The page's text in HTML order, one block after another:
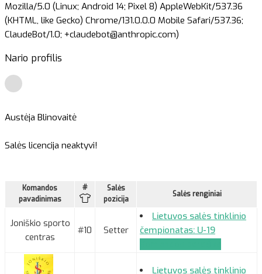
Mozilla/5.0 (Linux; Android 14; Pixel 8) AppleWebKit/537.36
(KHTML, like Gecko) Chrome/131.0.0.0 Mobile Safari/537.36;
ClaudeBot/1.0; +claudebot@anthropic.com)
Nario profilis
Austėja Blinovaitė
Salės licencija neaktyvi!
Komandos
pavadinimas
#
Salės
pozicija
Salės renginiai
Joniškio sporto
centras
#10 Setter
Lietuvos salės tinklinio
čempionatas: U-19
Lietuvos salės tinklinio